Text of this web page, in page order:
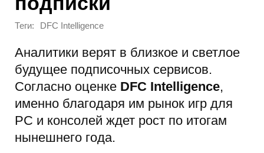
Теги: DFC Intelligence
Аналитики верят в близкое и светлое
будущее подписочных сервисов.
Согласно оценке DFC Intelligence,
именно благодаря им рынок игр для
PC и консолей ждет рост по итогам
нынешнего года.